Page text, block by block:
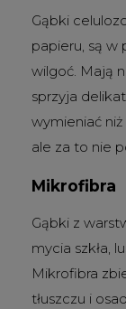
Gąbki
papieru, są w
wilgoć. Mają
sprzyja
wymieniać
ale za to nie
Mikrofibra
Gąbki z
mycia szkła,
Mikrofibra
tłuszczu i